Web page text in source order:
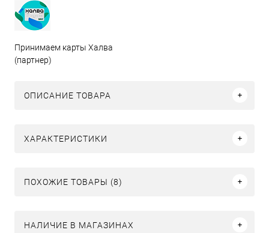
Принимаем карты Халва
(партнер)
ОПИСАНИЕ ТОВАРА
ХАРАКТЕРИСТИКИ
ПОХОЖИЕ ТОВАРЫ (8)
НАЛИЧИЕ В МАГАЗИНАХ